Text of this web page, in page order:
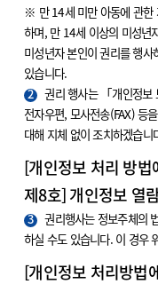
※ 만 14세 미만 아동에 관한
하며, 만 14세 이상의 미성년
미성년자 본인이 권리를 행사
있습니다.
2
권리 행사는 「개인정보
전자우편, 모사전송(FAX) 등
대해 지체 없이 조치하겠습니
[개인정보 처리 방
제8호] 개인정보 열
3
권리행사는 정보주체의
하실 수도 있습니다. 이 경우
[개인정보 처리방법